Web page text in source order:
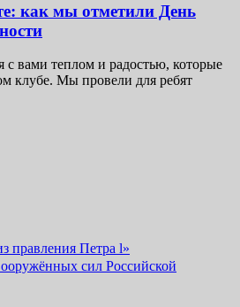
как мы отметили День
с вами теплом и радостью, которые
клубе. Мы провели для ребят
правления Петра l»
сил Российской